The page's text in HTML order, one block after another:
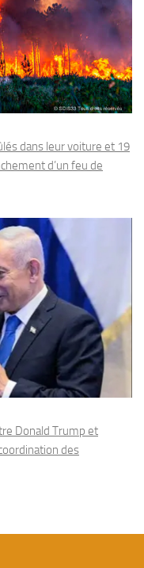
dans leur voiture et 19
d’un feu de
Donald Trump et
des